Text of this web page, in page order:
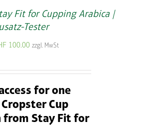
Fit for Cupping Arabica |
Tester
100.00 zzgl. MwSt
for one
Cup
from Stay Fit for